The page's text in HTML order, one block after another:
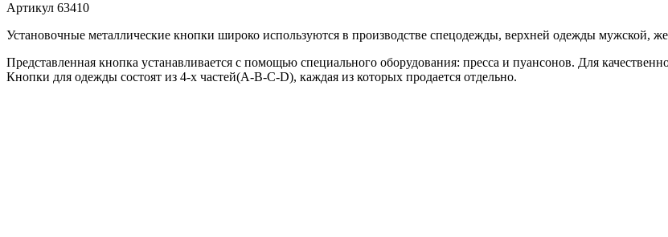
Артикул 63410
Установочные металлические кнопки широко используются в производстве спецодежды, верхней одежды мужской,
Представленная кнопка устанавливается с помощью специального оборудования: пресса и пуансонов. Для
Кнопки для одежды состоят из 4-х частей(А-В-С-D), каждая из которых продается отдельно.